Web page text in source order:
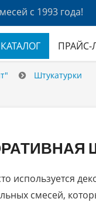
с 1993 года!
КАТАЛОГ ПРАЙС-
Штукатурки
смесей,